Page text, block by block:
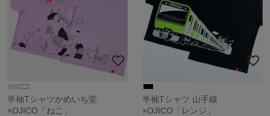
半袖Tシャツかめいち堂
×OJICO「ねこ」
半袖Tシャツ 山手線
×OJICO「レンジ」